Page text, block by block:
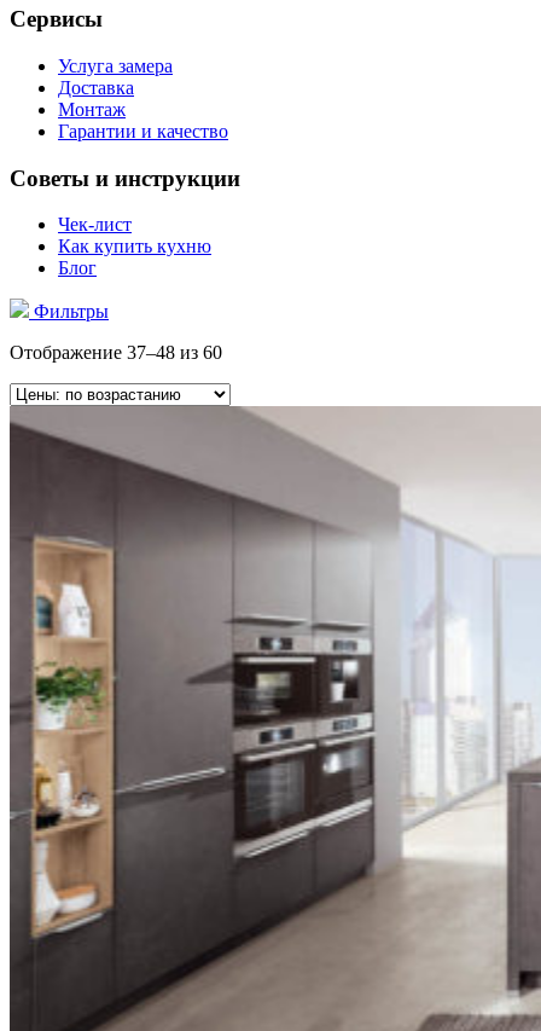
Сервисы
Услуга замера
Доставка
Монтаж
Гарантии и качество
Советы и инструкции
Чек-лист
Как купить кухню
Блог
Фильтры
Отображение 37–48 из 60